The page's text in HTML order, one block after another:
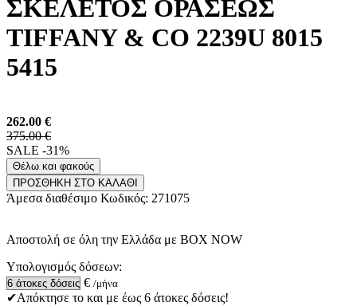
ΣΚΕΛΕΤΟΣ ΟΡΑΣΕΩΣ
TIFFANY & CO 2239U 8015
5415
262.00 €
375.00 €
SALE -31%
Θέλω και φακούς
ΠΡΟΣΘΗΚΗ ΣΤΟ ΚΑΛΑΘΙ
Άμεσα διαθέσιμο Κωδικός: 271075
Αποστολή σε όλη την Ελλάδα με BOX NOW
Υπολογισμός δόσεων:
€ /μήνα
✔Απόκτησε το και με έως 6 άτοκες δόσεις!